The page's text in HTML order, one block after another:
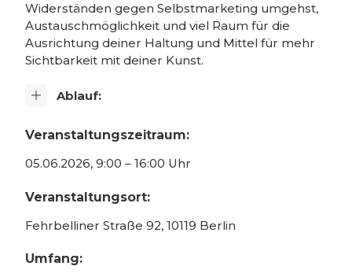
Widerständen gegen Selbstmarketing umgehst,
Austauschmöglichkeit und viel Raum für die
Ausrichtung deiner Haltung und Mittel für mehr
Sichtbarkeit mit deiner Kunst.
Ablauf:
Veranstaltungszeitraum:
05.06.2026, 9:00 – 16:00 Uhr
Veranstaltungsort:
Fehrbelliner Straße 92, 10119 Berlin
Umfang: